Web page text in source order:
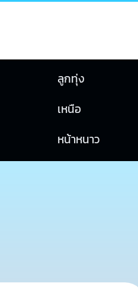
ลูกทุ่ง
เหนือ
หน้าหนาว